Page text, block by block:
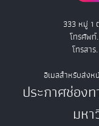
333 หมู่ 1
โทรศัพ
โทรสา
อีเมลสำหรับส่งห
ประกาศช่อง
มห